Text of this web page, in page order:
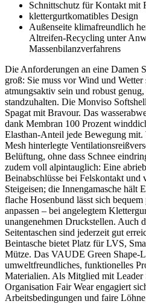
Schnittschutz für Kontakt mit
klettergurtkomatibles Design
Außenseite klimafreundlich
Altreifen-Recycling unter
Massenbilanzverfahrens
Die Anforderungen an eine Damen
groß: Sie muss vor Wind und
atmungsaktiv sein und robust
standzuhalten. Die Monviso
Spagat mit Bravour. Das
dank Membran 100 Prozent
Elasthan-Anteil jede Bewegung
Mesh hinterlegte
Belüftung, ohne dass Schnee
zudem voll alpintauglich: Eine
Beinabschlüsse bei Felskontakt und
Steigeisen; die Innengamasche hält
flache Hosenbund lässt sich
anpassen – bei angelegtem
unangenehmen Druckstellen. Auch
Seitentaschen sind jederzeit gut
Beintasche bietet Platz für LVS,
Mütze. Das VAUDE Green Shape-
umweltfreundliches, funktionelles
Materialien. Als Mitglied mit Leader
Organisation Fair Wear engagiert
Arbeitsbedingungen und faire